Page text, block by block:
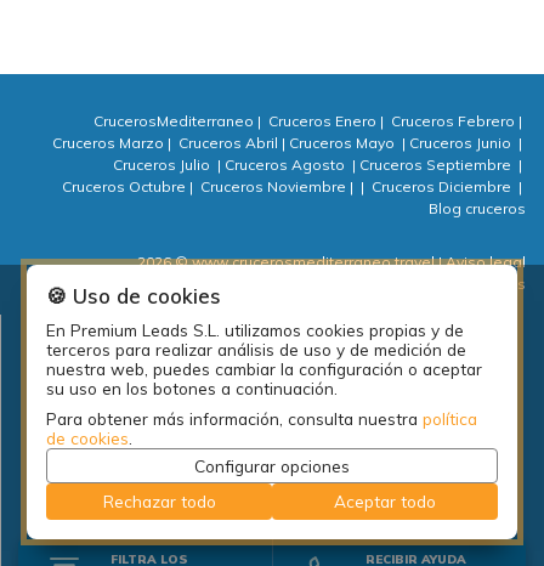
FILTRA LOS RECIBIR AYUDA
CrucerosMediterraneo | Cruceros Enero | Cruceros Febrero |
Cruceros Marzo | Cruceros Abril | Cruceros Mayo | Cruceros Junio |
Cruceros Julio | Cruceros Agosto | Cruceros Septiembre |
Cruceros Octubre | Cruceros Noviembre | | Cruceros Diciembre |
Blog cruceros
2026 © www.crucerosmediterraneo.travel | Aviso legal
| Política de privacidad
| ⚙ Cookies
Plan de empleo local de la diputación de A Coruña: PEL Emprende
actividades 2018.
🍪 Uso de cookies
En Premium Leads S.L. utilizamos cookies propias y de
terceros para realizar análisis de uso y de medición de
nuestra web, puedes cambiar la configuración o aceptar
su uso en los botones a continuación.
Para obtener más información, consulta nuestrapolítica
de cookies
Configurar opciones
Rechazar todo
Aceptar todo